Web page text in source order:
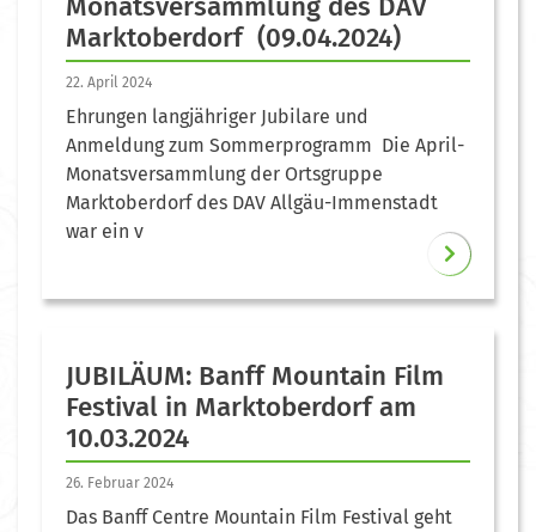
Marktoberdorf (09.04.2024)
22. April 2024
Ehrungen langjähriger Jubilare und
Anmeldung zum Sommerprogramm Die April-
Monatsversammlung der Ortsgruppe
Marktoberdorf des DAV Allgäu-Immenstadt
war ein v
JUBILÄUM: Banff Mountain Film
Festival in Marktoberdorf am
10.03.2024
26. Februar 2024
Das Banff Centre Mountain Film Festival geht